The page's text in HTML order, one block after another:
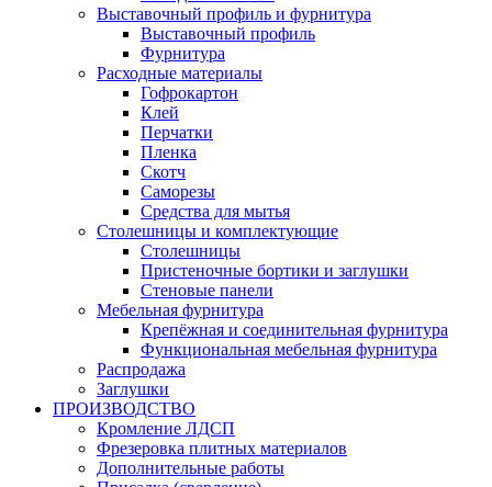
Выставочный профиль и фурнитура
Выставочный профиль
Фурнитура
Расходные материалы
Гофрокартон
Клей
Перчатки
Пленка
Скотч
Саморезы
Средства для мытья
Столешницы и комплектующие
Столешницы
Пристеночные бортики и заглушки
Стеновые панели
Мебельная фурнитура
Крепёжная и соединительная фурнитура
Функциональная мебельная фурнитура
Распродажа
Заглушки
ПРОИЗВОДСТВО
Кромление ЛДСП
Фрезеровка плитных материалов
Дополнительные работы